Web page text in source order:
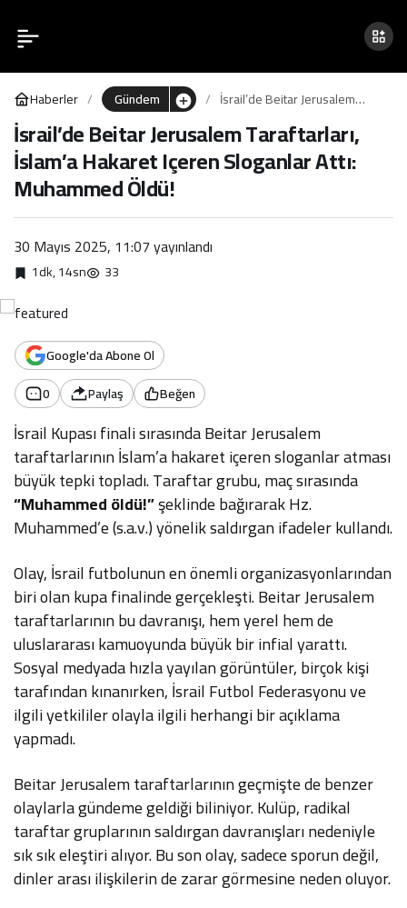
Haberler Gündem
İsrail’de Beitar Jerusalem
Taraftarları, İslam’a Hakaret
Içeren Sloganlar Attı:
Muhammed Öldü!
İsrail’de Beitar Jerusalem Taraftarları,
İslam’a Hakaret Içeren Sloganlar Attı:
Muhammed Öldü!
30 Mayıs 2025, 11:07yayınlandı
1dk, 14sn 33
Google'da Abone Ol
0
Paylaş Beğen
İsrail Kupası finali sırasında Beitar Jerusalem
taraftarlarının İslam’a hakaret içeren sloganlar atması
büyük tepki topladı. Taraftar grubu, maç sırasında
“Muhammed öldü!”şeklinde bağırarak Hz.
Muhammed’e (s.a.v.) yönelik saldırgan ifadeler kullandı.
Olay, İsrail futbolunun en önemli organizasyonlarından
biri olan kupa finalinde gerçekleşti. Beitar Jerusalem
taraftarlarının bu davranışı, hem yerel hem de
uluslararası kamuoyunda büyük bir infial yarattı.
Sosyal medyada hızla yayılan görüntüler, birçok kişi
tarafından kınanırken, İsrail Futbol Federasyonu ve
ilgili yetkililer olayla ilgili herhangi bir açıklama
yapmadı.
Beitar Jerusalem taraftarlarının geçmişte de benzer
olaylarla gündeme geldiği biliniyor. Kulüp, radikal
taraftar gruplarının saldırgan davranışları nedeniyle
sık sık eleştiri alıyor. Bu son olay, sadece sporun değil,
dinler arası ilişkilerin de zarar görmesine neden oluyor.
İsrail’de Beitar Jerusalem
Taraftarları, İslam’a
Hakaret Içeren Sloganlar
Attı: Muhammed Öldü!
0